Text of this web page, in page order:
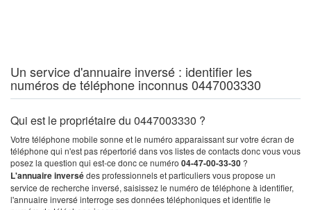
Un service d'annuaire inversé : identifier les
numéros de téléphone inconnus 0447003330
Qui est le propriétaire du 0447003330 ?
Votre téléphone mobile sonne et le numéro apparaissant sur votre écran de
téléphone qui n'est pas répertorié dans vos listes de contacts donc vous vous
posez la question qui est-ce donc ce numéro 04-47-00-33-30 ?
L'annuaire inversédes professionnels et particuliers vous propose un
service de recherche inversé, saisissez le numéro de téléphone à identifier,
l'annuaire inversé interroge ses données téléphoniques et identifie le